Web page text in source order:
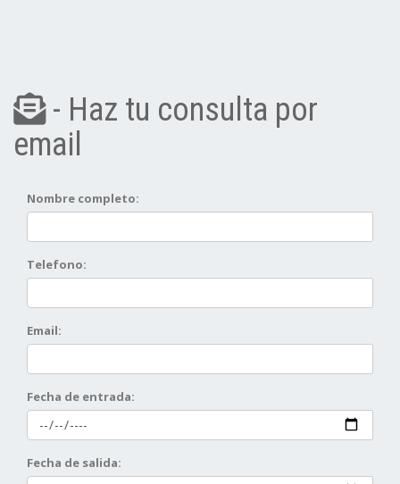
- Haz tu consulta por
email
Nombre completo:
Telefono:
Email:
Fecha de entrada:
Fecha de salida: